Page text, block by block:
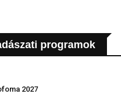
programok
2027